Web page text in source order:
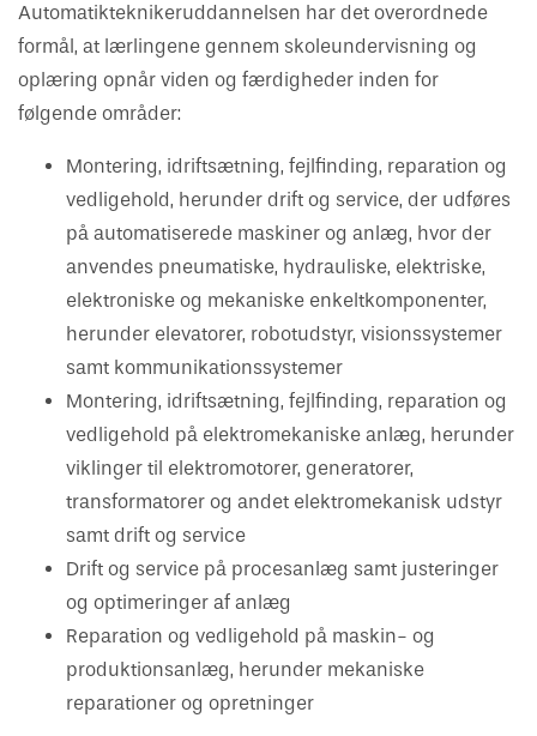
Automatikteknikeruddannelsen har det overordnede
formål, at lærlingene gennem skoleundervisning og
oplæring opnår viden og færdigheder inden for
følgende områder:
Montering, idriftsætning, fejlfinding, reparation og
vedligehold, herunder drift og service, der udføres
på automatiserede maskiner og anlæg, hvor der
anvendes pneumatiske, hydrauliske, elektriske,
elektroniske og mekaniske enkeltkomponenter,
herunder elevatorer, robotudstyr, visionssystemer
samt kommunikationssystemer
Montering, idriftsætning, fejlfinding, reparation og
vedligehold på elektromekaniske anlæg, herunder
viklinger til elektromotorer, generatorer,
transformatorer og andet elektromekanisk udstyr
samt drift og service
Drift og service på procesanlæg samt justeringer
og optimeringer af anlæg
Reparation og vedligehold på maskin- og
produktionsanlæg, herunder mekaniske
reparationer og opretninger
Vejledning om oplæring
Har du kendskab til bekymrende
oplæringsforhold?
Uenighed og tvister
Bestil kopi af svendebrev
Skuemestre
Rådgivning
Job